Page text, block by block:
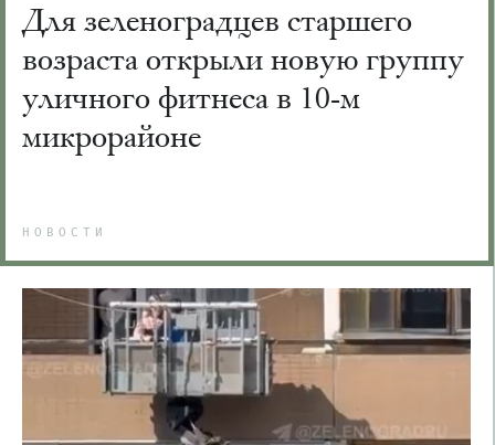
Для зеленоградцев старшего
возраста открыли новую группу
уличного фитнеса в 10-м
микрорайоне
НОВОСТИ